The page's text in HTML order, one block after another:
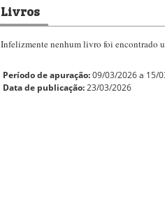
Livros
Infelizmente nenhum livro foi encontrado
Período de apuração:09/03/2026 a 15/
Data de publicação:23/03/2026